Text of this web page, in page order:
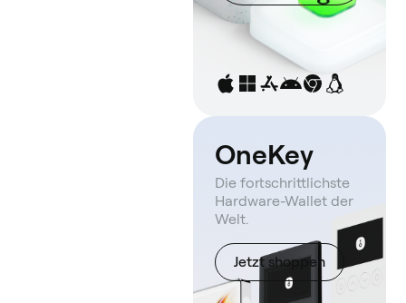
OneKey
Die fortschrittlichste
Hardware-Wallet der
Welt.
Jetzt shoppen